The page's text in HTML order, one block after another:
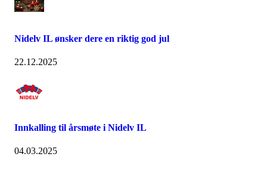
Nidelv IL ønsker dere en riktig god jul
22.12.2025
Innkalling til årsmøte i Nidelv IL
04.03.2025